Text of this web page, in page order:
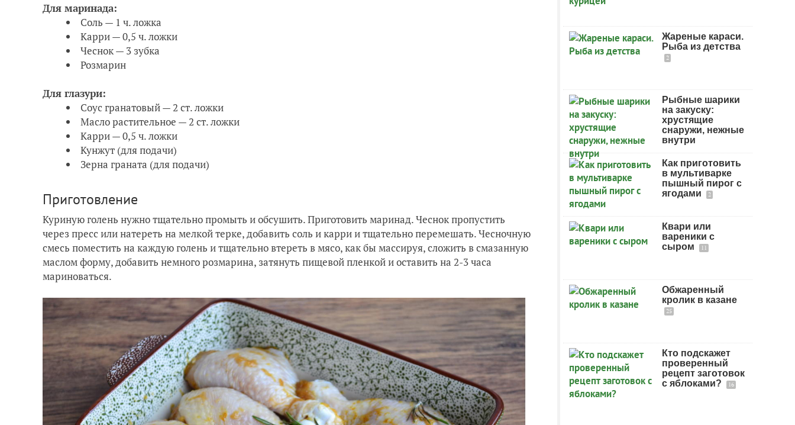
Для маринада:
Соль — 1 ч. ложка
Карри — 0,5 ч. ложки
Чеснок — 3 зубка
Розмарин
Для глазури:
Соус гранатовый — 2 ст. ложки
Масло растительное — 2 ст. ложки
Карри — 0,5 ч. ложки
Кунжут (для подачи)
Зерна граната (для подачи)
Приготовление
Куриную голень нужно тщательно промыть и обсушить. Приготовить маринад. Чеснок пропустить
через пресс или натереть на мелкой терке, добавить соль и карри и тщательно перемешать. Чесночную
смесь поместить на каждую голень и тщательно втереть в мясо, как бы массируя, сложить в смазанную
маслом форму, добавить немного розмарина, затянуть пищевой пленкой и оставить на 2-3 часа
мариноваться.
Жареные караси.
Рыба из детства
2
Рыбные шарики
на закуску:
хрустящие
снаружи, нежные
внутри
Как приготовить
в мультиварке
пышный пирог с
ягодами
2
Квари или
вареники с
сыром
11
Обжаренный
кролик в казане
25
Кто подскажет
проверенный
рецепт заготовок
с яблоками?
16